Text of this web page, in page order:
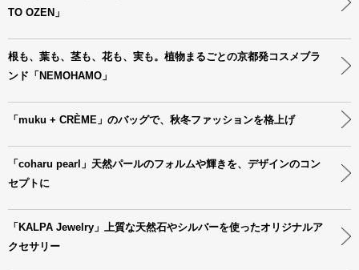
TO OZEN」
根も、葉も、茎も、花も、実も。植物まるごとの京都発コスメブラ
ンド「NEMOHAMO」
「muku + CRÈME」のバッグで、秋冬ファッションを格上げ
「coharu pearl」天然パールのフォルムや輝きを、デザインのコン
セプトに
「KALPA Jewelry」上質な天然石やシルバーを使ったオリジナルア
クセサリー